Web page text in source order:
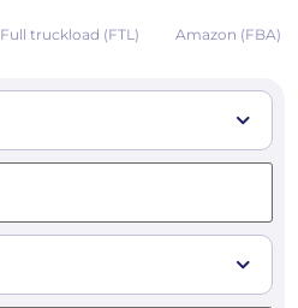
Full truckload (FTL) Amazon (FBA)